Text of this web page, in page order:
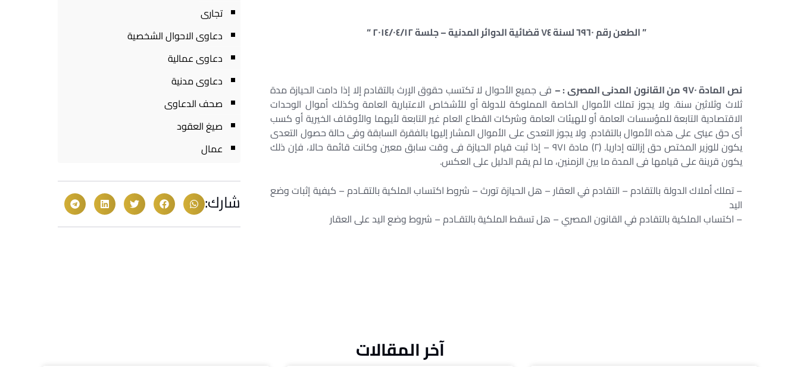
” الطعن رقم ٦٩٦٠ لسنة ٧٤ قضائية الدوائر المدنية – جلسة ٢٠١٤/٠٤/١٢ “
نص المادة ٩٧٠ من القانون المدنى المصرى : –
فى جميع الأحوال لا تكتسب حقوق الإرث بالتقادم إلا إذا دامت الحيازة مدة
ثلاث وثلاثين سنة. ولا يجوز تملك الأموال الخاصة المملوكة للدولة أو للأشخاص الاعتبارية العامة وكذلك أموال الوحدات
الاقتصادية التابعة للمؤسسات العامة أو للهيئات العامة وشركات القطاع العام غير التابعة لأيهما والأوقاف الخيرية أو كسب
أى حق عينى على هذه الأموال بالتقادم. ولا يجوز التعدى على الأموال المشار إليها بالفقرة السابقة وفى حالة حصول التعدى
يكون للوزير المختص حق إزالته إداريا. (٢) مادة ٩٧١ – إذا ثبت قيام الحيازة فى وقت سابق معين وكانت قائمة حالا، فإن ذلك
يكون قرينة على قيامها فى المدة ما بين الزمنين، ما لم يقم الدليل على العكس.
– تملك أملاك الدولة بالتقادم – التقادم في العقار – هل الحيازة تورث – شروط اكتساب الملكية بالتقـادم – كيفية إثبات وضع
اليد
– اكتساب الملكية بالتقادم في القانون المصري – هل تسقط الملكية بالتقـادم – شروط وضع اليد على العقار
تجارى
دعاوى الاحوال الشخصية
دعاوى عمالية
دعاوى مدنية
صحف الدعاوى
صيغ العقود
عمال
شارك:
آخر المقالات